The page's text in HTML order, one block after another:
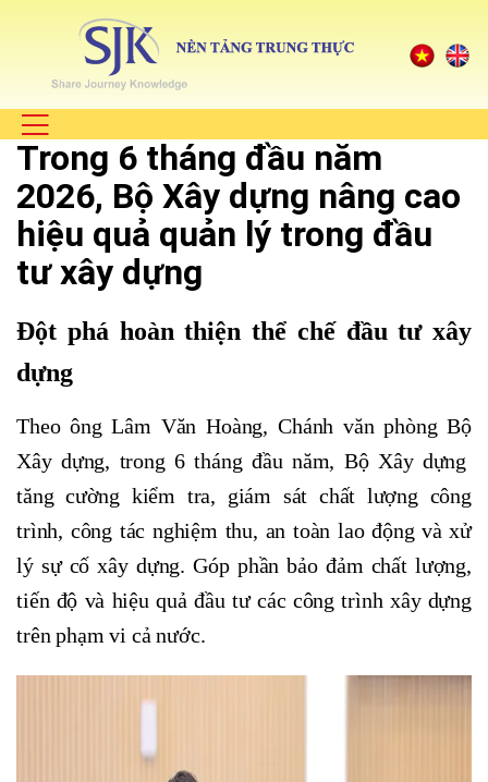
Trong 6 tháng đầu năm
2026, Bộ Xây dựng nâng cao
hiệu quả quản lý trong đầu
tư xây dựng
Đột phá hoàn thiện thể chế đầu tư xây
dựng
Theo ông Lâm Văn Hoàng, Chánh văn phòng Bộ
Xây dựng, trong 6 tháng đầu năm, Bộ Xây dựng
tăng cường kiểm tra, giám sát chất lượng công
trình, công tác nghiệm thu, an toàn lao động và xử
lý sự cố xây dựng. Góp phần bảo đảm chất lượng,
tiến độ và hiệu quả đầu tư các công trình xây dựng
trên phạm vi cả nước.